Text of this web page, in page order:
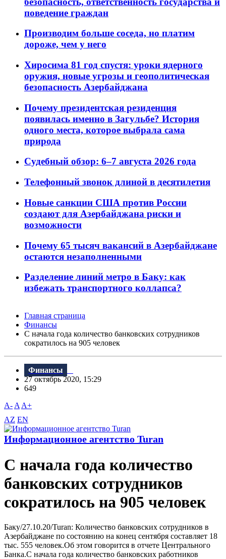
поведение граждан
Производим больше соседа, но платим
дороже, чем у него
Хиросима 81 год спустя: уроки ядерного
оружия, новые угрозы и геополитическая
безопасность Азербайджана
Почему президентская резиденция
появилась именно в Загульбе? История
одного места, которое выбрала сама
природа
Судебный обзор: 6–7 августа 2026 года
Телефонный звонок длиной в десятилетия
Новые санкции США против России
создают для Азербайджана риски и
возможности
Почему 65 тысяч вакансий в Азербайджане
остаются незаполненными
Разделение линий метро в Баку: как
избежать транспортного коллапса?
Главная страница
Финансы
С начала года количество банковских сотрудников
сократилось на 905 человек
Финансы
27 октябрь 2020, 15:29
649
A- A A+
AZ EN
Информационное агентство Turan
С начала года количество
банковских сотрудников
сократилось на 905 человек
Баку/27.10.20/Turan: Количество банковских сотрудников в
Азербайджане по состоянию на конец сентября составляет 18
тыс. 555 человек.Об этом говорится в отчете Центрального
Банка.С начала года количество банковских работников